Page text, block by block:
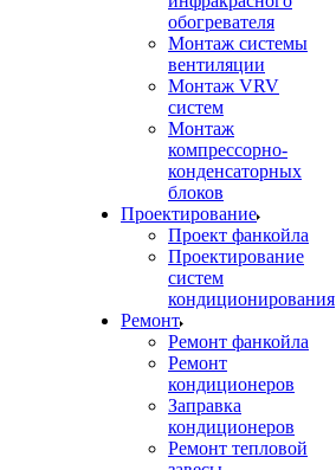
обогревателя
Монтаж системы
вентиляции
Монтаж VRV
систем
Монтаж
компрессорно-
конденсаторных
блоков
Проектирование
Проект фанкойла
Проектирование
систем
кондиционирования
Ремонт
Ремонт фанкойла
Ремонт
кондиционеров
Заправка
кондиционеров
Ремонт тепловой